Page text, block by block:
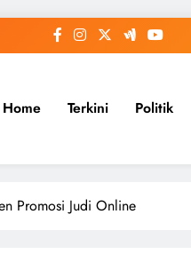
Home Terkini Politik
Promosi Judi Online